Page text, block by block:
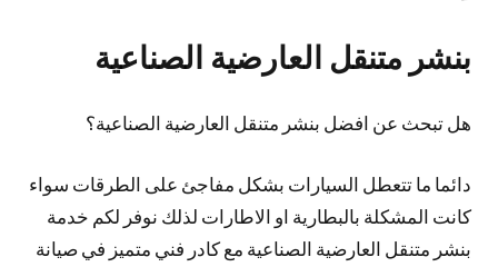
بنشر متنقل العارضية الصناعية
هل تبحث عن افضل بنشر متنقل العارضية الصناعية؟
دائما ما تتعطل السيارات بشكل مفاجئ على الطرقات سواء
كانت المشكلة بالبطارية او الاطارات لذلك نوفر لكم خدمة
بنشر متنقل العارضية الصناعية مع كادر فني متميز في صيانة